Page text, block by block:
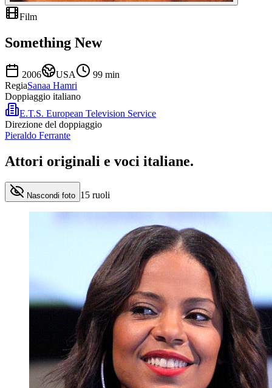
Film
Something New
2006 USA 99 min
RegiaSanaa Hamri
Doppiaggio italiano
E.T.S. European Television Service
Direzione del doppiaggio
Pieraldo Ferrante
Attori originali e voci italiane.
Nascondi foto 15 ruoli